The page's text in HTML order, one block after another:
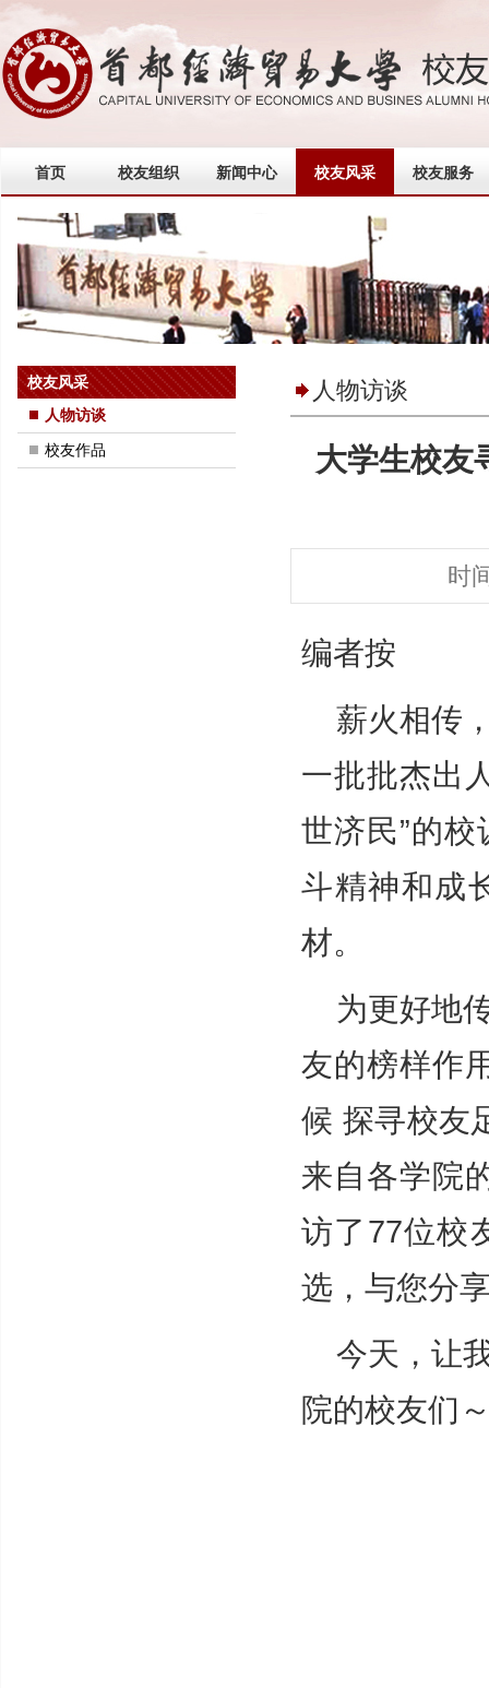
首页 校友组织 新闻中心 校友风采 校友服务
校友风采
人物访谈
校友作品
人物访谈
大学生校友
时
编者按
薪火相传
一批批杰出
世济民”的
斗精神和成
材。
为更好地
友的榜样作
候 探寻校友
来自各学院
访了77位校
选，与您分
今天，让
院的校友们